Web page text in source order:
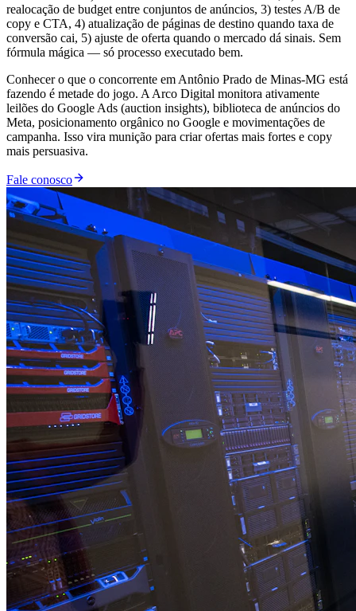
realocação de budget entre conjuntos de anúncios, 3) testes A/B de
copy e CTA, 4) atualização de páginas de destino quando taxa de
conversão cai, 5) ajuste de oferta quando o mercado dá sinais. Sem
fórmula mágica — só processo executado bem.
Conhecer o que o concorrente em Antônio Prado de Minas-MG está
fazendo é metade do jogo. A Arco Digital monitora ativamente
leilões do Google Ads (auction insights), biblioteca de anúncios do
Meta, posicionamento orgânico no Google e movimentações de
campanha. Isso vira munição para criar ofertas mais fortes e copy
mais persuasiva.
Fale conosco